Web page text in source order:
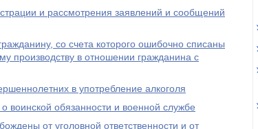
и рассмотрения заявлений и сообщений
со счета которого ошибочно списаны
производству в отношении гражданина с
в употребление алкоголя
воинской обязанности и военной службе
от уголовной ответственности и от